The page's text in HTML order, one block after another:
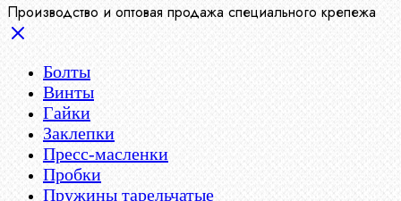
Производство и оптовая продажа специального крепежа
Болты
Винты
Гайки
Заклепки
Пресс-масленки
Пробки
Пружины тарельчатые